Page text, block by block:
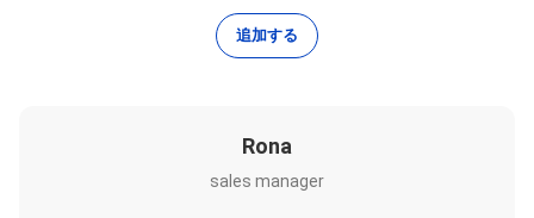
追加する
Rona
sales manager